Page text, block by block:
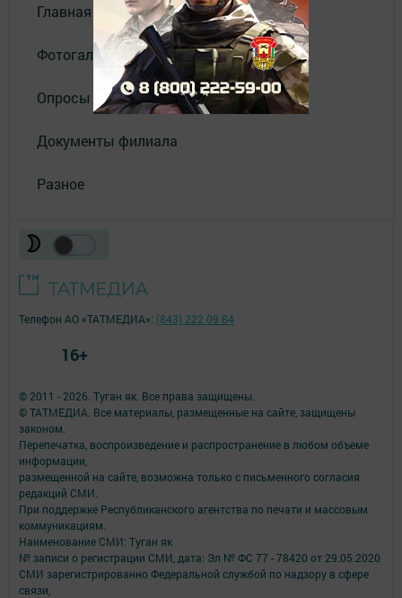
Главная
Фотогалереи
Опросы
Документы филиала
Разное
© 2011 - 2026. Туган як. Все права защищены.
© ТАТМЕДИА. Все материалы, размещенные на сайте, защищены
законом.
Перепечатка, воспроизведение и распространение в любом объеме
информации,
размещенной на сайте, возможна только с письменного согласия
редакций СМИ.
При поддержке Республиканского агентства по печати и массовым
коммуникациям.
Наименование СМИ: Туган як
№ записи о регистрации СМИ, дата: Эл № ФС 77 - 78420 от 29.05.2020
СМИ зарегистрированно Федеральной службой по надзору в сфере
связи,
Телефон АО «ТАТМЕДИА»: (843) 222 09 84
16+